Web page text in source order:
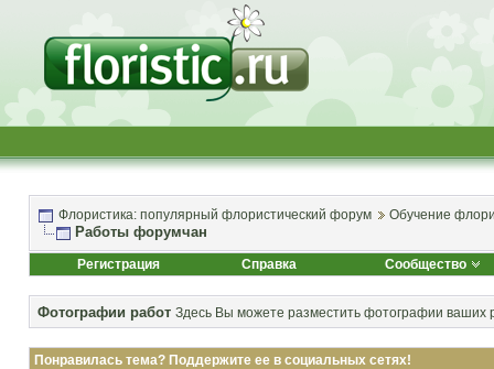
Флористика: популярный флористический форум Обучение
Работы форумчан
Регистрация Справка Сообщество
Фотографии работ Здесь Вы можете разместить фотографии ваших
Понравилась тема? Поддержите ее в социальных сетях!